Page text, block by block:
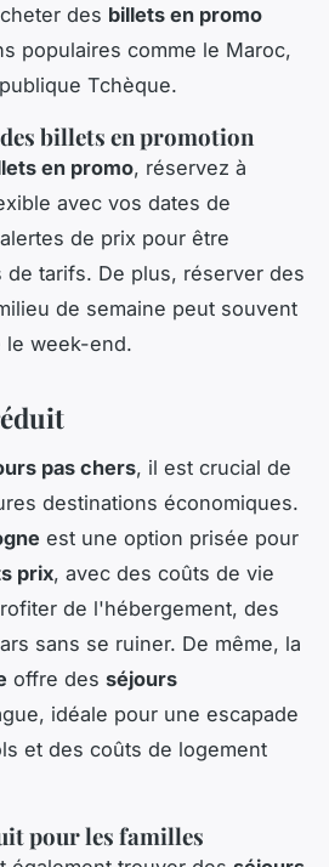
des billets en promo
populaires comme le Maroc,
Tchèque.
billets en promotion
en promo, réservez à
avec vos dates de
de prix pour être
de tarifs. De plus, réserver des
de semaine peut souvent
le week-end.
pas chers, il est crucial de
destinations économiques.
est une option prisée pour
prix, avec des coûts de vie
de l'hébergement, des
sans se ruiner. De même, la
offre des séjours
idéale pour une escapade
et des coûts de logement
pour les familles